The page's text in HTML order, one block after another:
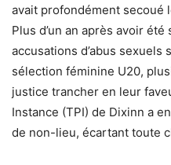
avait profondément secoué
Plus d’un an après avoir
accusations d’abus sexuels
sélection féminine U20,
justice trancher en leur
Instance (TPI) de Dixinn a
de non-lieu, écartant toute